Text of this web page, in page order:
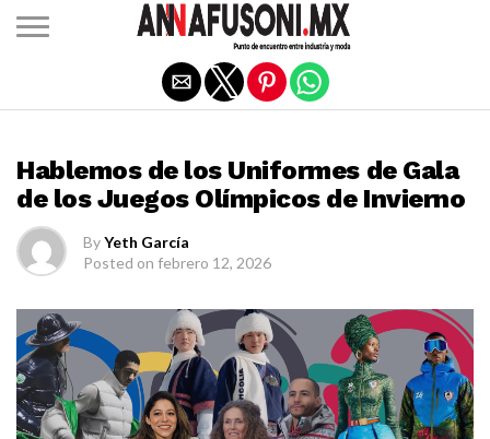
Hablemos de los Uniformes de Gala
de los Juegos Olímpicos de Invierno
ByYeth García
Posted on febrero 12, 2026
Salir de la versión móvil